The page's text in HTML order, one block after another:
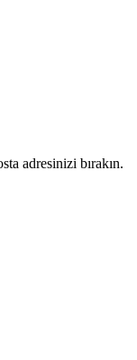
adresinizi bırakın.